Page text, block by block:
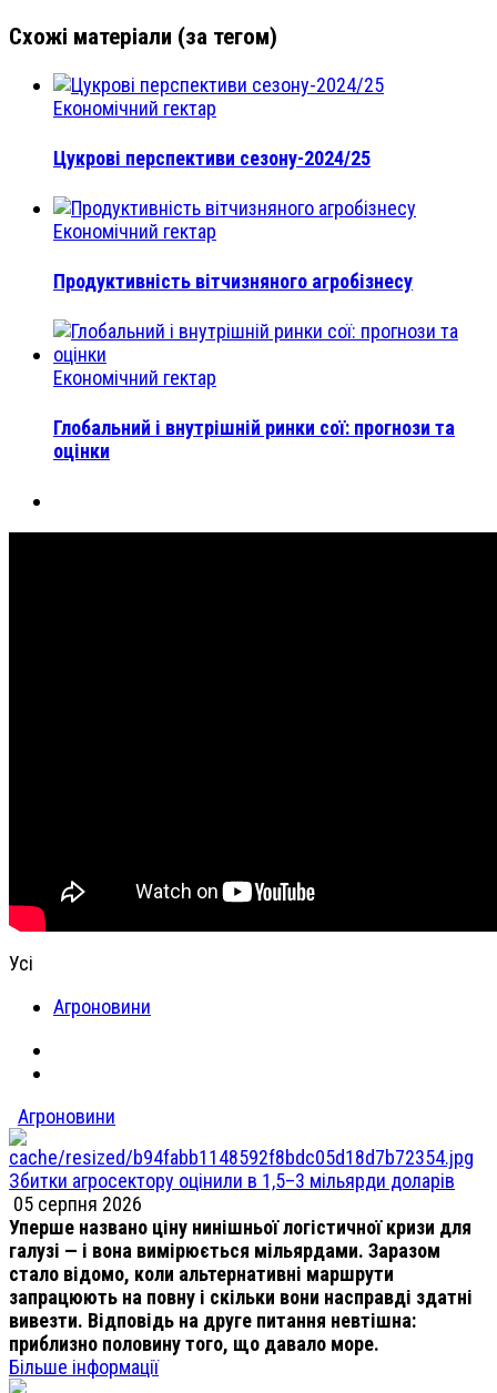
Схожі матеріали (за тегом)
Економічний гектар
Цукрові перспективи сезону-2024/25
Економічний гектар
Продуктивність вітчизняного агробізнесу
Економічний гектар
Глобальний і внутрішній ринки сої: прогнози та
оцінки
Усі
Агроновини
Агроновини
Збитки агросектору оцінили в 1,5–3 мільярди доларів
05 серпня 2026
Уперше названо ціну нинішньої логістичної кризи для
галузі — і вона вимірюється мільярдами. Заразом
стало відомо, коли альтернативні маршрути
запрацюють на повну і скільки вони насправді здатні
вивезти. Відповідь на друге питання невтішна:
приблизно половину того, що давало море.
Більше інформації